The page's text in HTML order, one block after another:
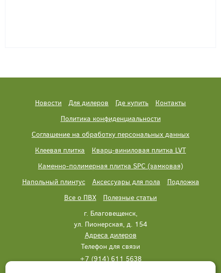
Новости Для дилеров Где купить
Контакты
Политика конфиденциальности
Соглашение на обработку персональных данных
Клеевая плитка
Кварц-виниловая плитка LVT
Каменно-полимерная плитка SPC (замковая)
Напольный плинтус
Аксессуары для пола
Подложка
Все о ПВХ
Полезные статьи
г. Благовещенск,
ул. Пионерская, д. 154
Адреса дилеров
Телефон для связи
+7 (914) 611 5638